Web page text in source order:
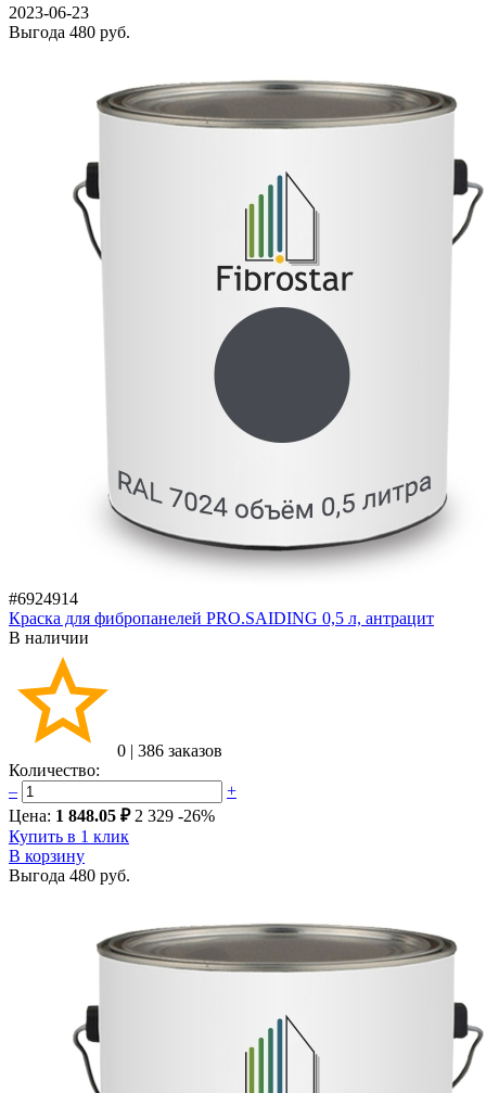
2023-06-23
Выгода 480 руб.
#6924914
Краска для фибропанелей PRO.SAIDING 0,5 л, антрацит
В наличии
0 | 386 заказов
Количество:
–
+
Цена: 1 848.05 ₽ 2 329 -26%
Купить в 1 клик
В корзину
Выгода 480 руб.